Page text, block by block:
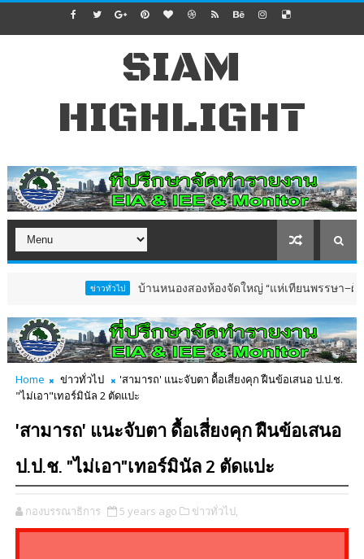
SIAM
HIGHLIGHT
บ้านหนองสองห้องจัดใหญ่ “แห่เทียนพรรษา–ผ้าป่าซาเล้ง
Home ข่าวทั่วไป
'สามารถ' แนะจับตา ดื้อเสี่ยงคุก ฝืนข้อเสนอ ป.ป.ช.
"ไม่เอา"เทอร์มินัล 2 ตัดแปะ
'สามารถ' แนะจับตา ดื้อเสี่ยงคุก ฝืนข้อเสนอ
ป.ป.ช. "ไม่เอา"เทอร์มินัล 2 ตัดแปะ
กองบรรณาธิการ 5 years ago ข่าวทั่วไป,